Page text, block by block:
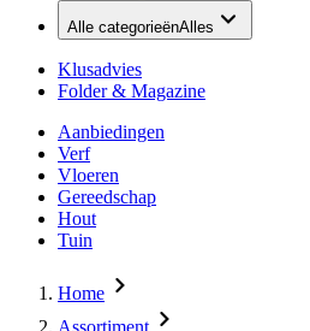
Alle categorieënAlles
Klusadvies
Folder & Magazine
Aanbiedingen
Verf
Vloeren
Gereedschap
Hout
Tuin
Home
Assortiment